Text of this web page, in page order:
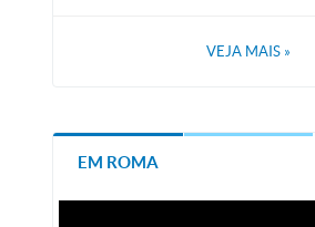
VEJA MAIS »
EM ROMA